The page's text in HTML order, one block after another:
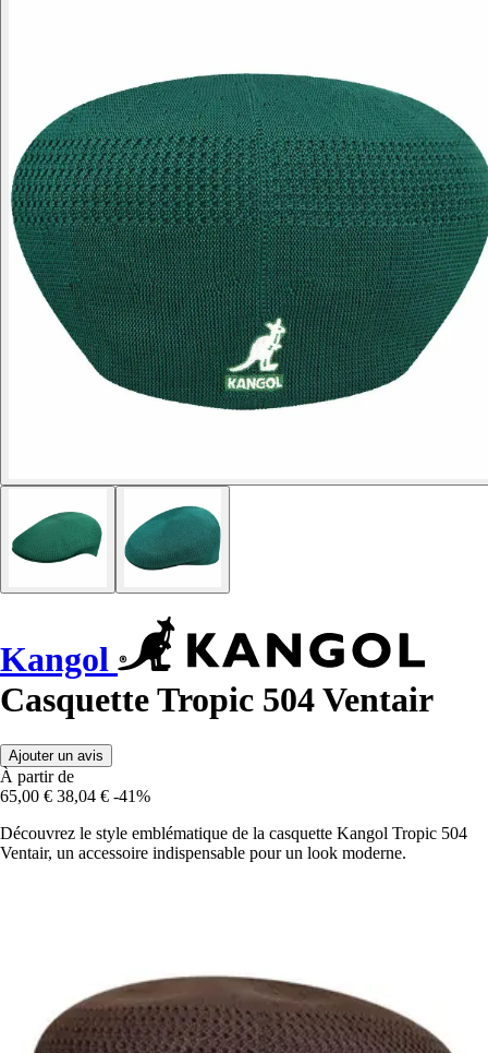
Kangol
Casquette Tropic 504 Ventair
Ajouter un avis
À partir de
65,00 € 38,04 € -41%
Découvrez le style emblématique de la casquette Kangol Tropic 504
Ventair, un accessoire indispensable pour un look moderne.